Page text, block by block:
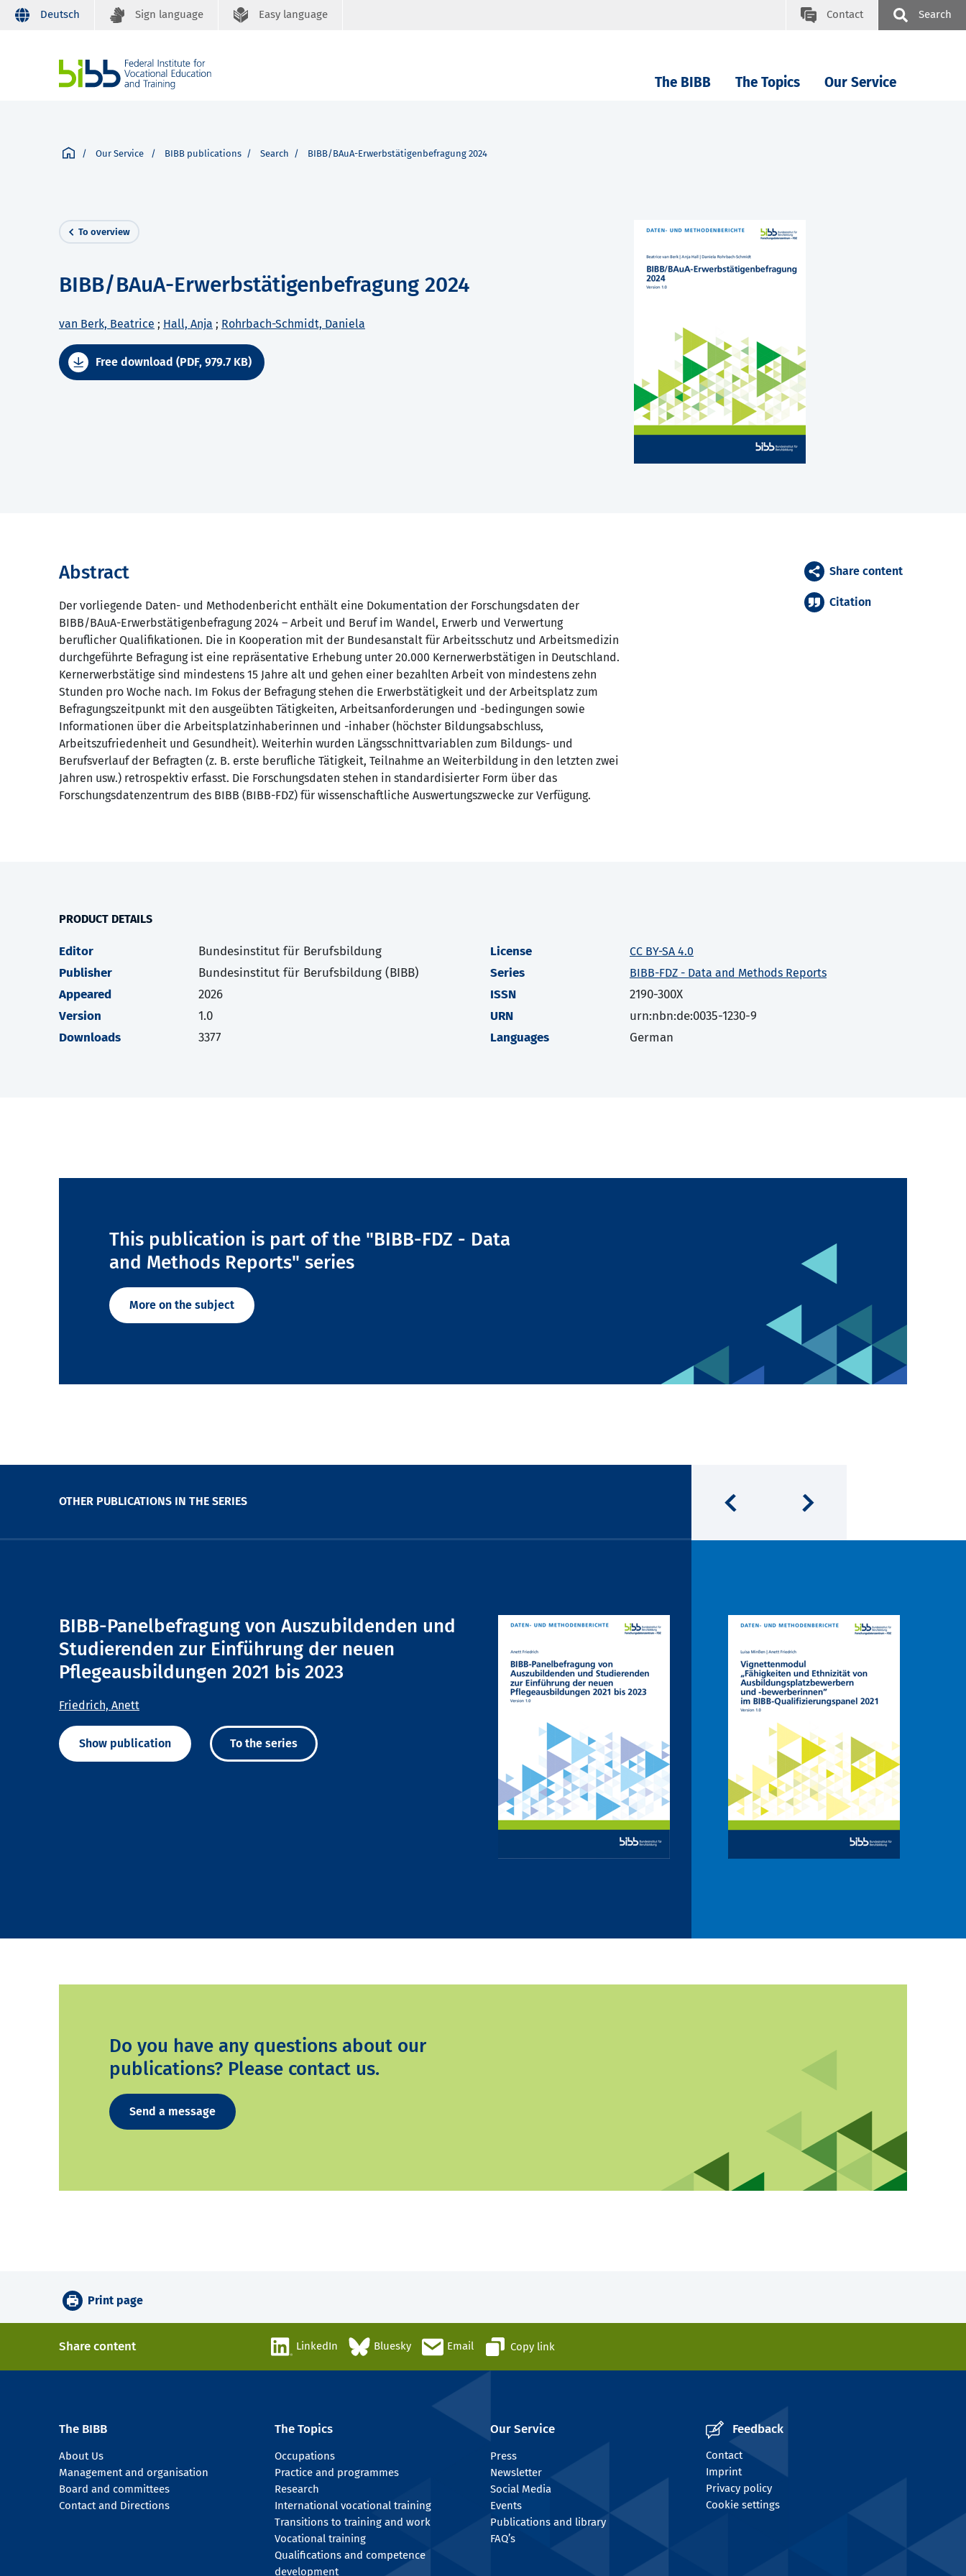
Deutsch Sign language Easy language Contact Search
The BIBB The Topics Our Service
Our Service BIBB publications Search BIBB/BAuA-Erwerbstätigenbefragung 2024
To overview
BIBB/BAuA-Erwerbstätigenbefragung 2024
van Berk, Beatrice ; Hall, Anja ; Rohrbach-Schmidt, Daniela
Free download (PDF, 979.7 KB)
Abstract
Der vorliegende Daten- und Methodenbericht enthält eine Dokumentation der Forschungsdaten der
BIBB/BAuA-Erwerbstätigenbefragung 2024 – Arbeit und Beruf im Wandel, Erwerb und Verwertung
beruflicher Qualifikationen. Die in Kooperation mit der Bundesanstalt für Arbeitsschutz und Arbeitsmedizin
durchgeführte Befragung ist eine repräsentative Erhebung unter 20.000 Kernerwerbstätigen in Deutschland.
Kernerwerbstätige sind mindestens 15 Jahre alt und gehen einer bezahlten Arbeit von mindestens zehn
Stunden pro Woche nach. Im Fokus der Befragung stehen die Erwerbstätigkeit und der Arbeitsplatz zum
Befragungszeitpunkt mit den ausgeübten Tätigkeiten, Arbeitsanforderungen und -bedingungen sowie
Informationen über die Arbeitsplatzinhaberinnen und -inhaber (höchster Bildungsabschluss,
Arbeitszufriedenheit und Gesundheit). Weiterhin wurden Längsschnittvariablen zum Bildungs- und
Berufsverlauf der Befragten (z. B. erste berufliche Tätigkeit, Teilnahme an Weiterbildung in den letzten zwei
Jahren usw.) retrospektiv erfasst. Die Forschungsdaten stehen in standardisierter Form über das
Forschungsdatenzentrum des BIBB (BIBB-FDZ) für wissenschaftliche Auswertungszwecke zur Verfügung.
Share content
Citation
PRODUCT DETAILS
Editor
Bundesinstitut für Berufsbildung
Publisher
Bundesinstitut für Berufsbildung (BIBB)
Appeared
2026
Version
1.0
Downloads
3377
License CC BY-SA 4.0
Series BIBB-FDZ - Data and Methods Reports
ISSN
2190-300X
URN
urn:nbn:de:0035-1230-9
Languages
German
This publication is part of the "BIBB-FDZ - Data
and Methods Reports" series
More on the subject
OTHER PUBLICATIONS IN THE SERIES
BIBB-Panelbefragung von Auszubildenden und
Studierenden zur Einführung der neuen
Pflegeausbildungen 2021 bis 2023
Friedrich, Anett
Show publication To the series
Do you have any questions about our
publications? Please contact us.
Send a message
Print page
Share content LinkedIn Bluesky Email Copy link
The BIBB
About Us
Management and organisation
Board and committees
Contact and Directions
The Topics
Occupations
Practice and programmes
Research
International vocational training
Transitions to training and work
Vocational training
Qualifications and competence
development
Our Service
Press
Newsletter
Social Media
Events
Publications and library
FAQ’s
Feedback
Contact
Imprint
Privacy policy
Cookie settings